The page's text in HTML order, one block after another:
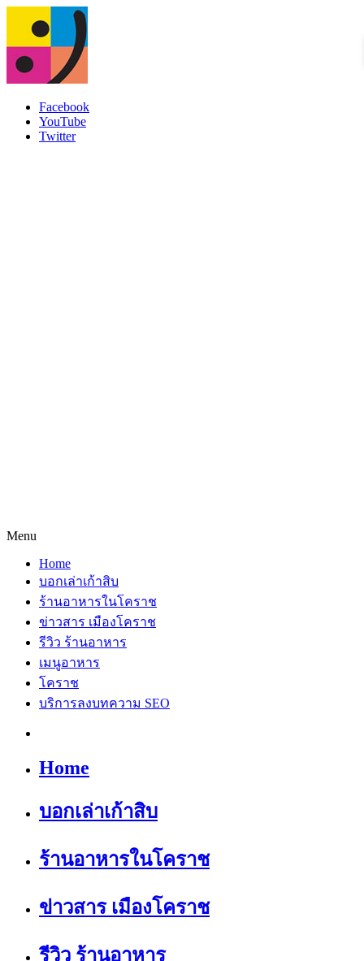
Facebook
YouTube
Twitter
Menu
Home
บอกเล่าเก้าสิบ
ร้านอาหารในโคราช
ข่าวสาร เมืองโคราช
รีวิว ร้านอาหาร
เมนูอาหาร
โคราช
บริการลงบทความ SEO
Home
บอกเล่าเก้าสิบ
ร้านอาหารในโคราช
ข่าวสาร เมืองโคราช
รีวิว ร้านอาหาร